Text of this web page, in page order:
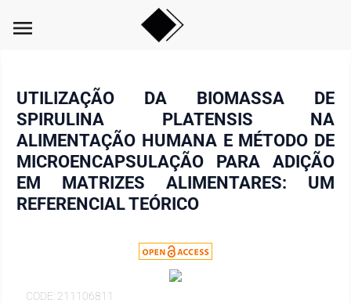
menu
UTILIZAÇÃO DA BIOMASSA DE
SPIRULINA PLATENSIS NA
ALIMENTAÇÃO HUMANA E MÉTODO DE
MICROENCAPSULAÇÃO PARA ADIÇÃO
EM MATRIZES ALIMENTARES: UM
REFERENCIAL TEÓRICO
CODE: 211106811